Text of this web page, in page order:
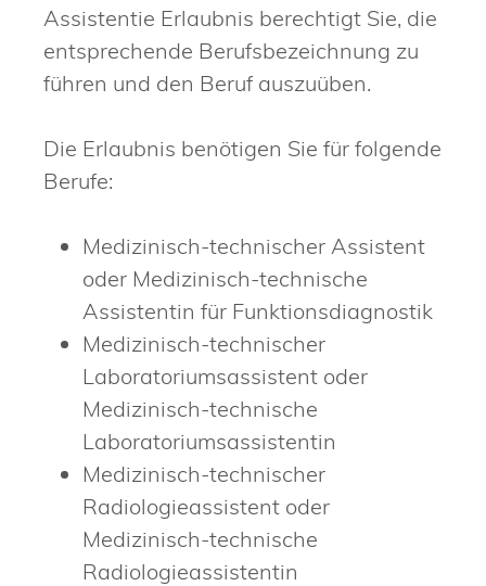
Assistentie Erlaubnis berechtigt Sie, die
entsprechende Berufsbezeichnung zu
führen und den Beruf auszuüben.
Die Erlaubnis benötigen Sie für folgende
Berufe:
Medizinisch-technischer Assistent
oder Medizinisch-technische
Assistentin für Funktionsdiagnostik
Medizinisch-technischer
Laboratoriumsassistent oder
Medizinisch-technische
Laboratoriumsassistentin
Medizinisch-technischer
Radiologieassistent oder
Medizinisch-technische
Radiologieassistentin